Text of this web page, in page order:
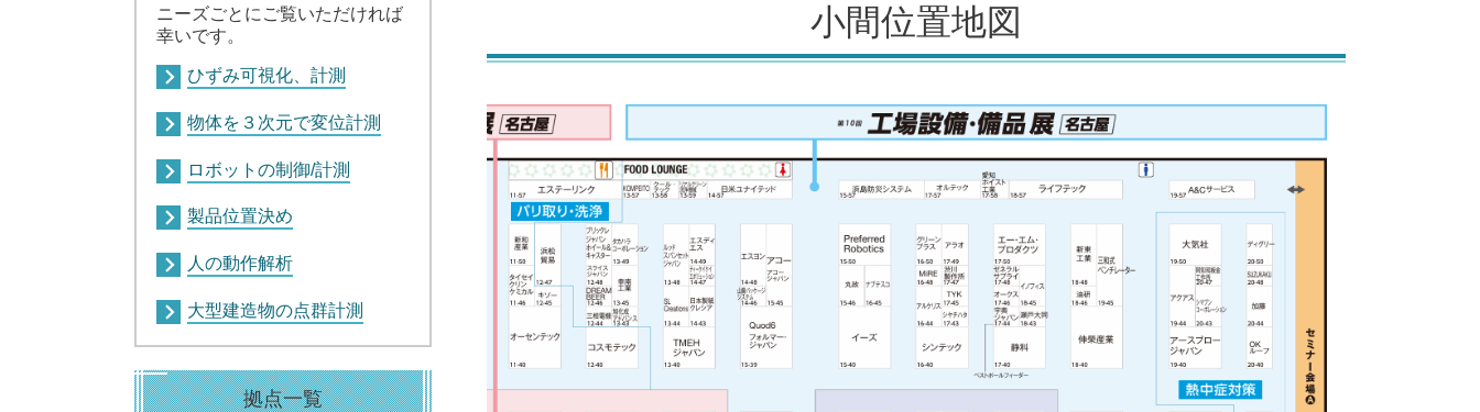
小間位置地図
ニーズごとにご覧いただければ
幸いです。
ひずみ可視化、計測
物体を３次元で変位計測
ロボットの制御/計測
製品位置決め
人の動作解析
大型建造物の点群計測
拠点一覧